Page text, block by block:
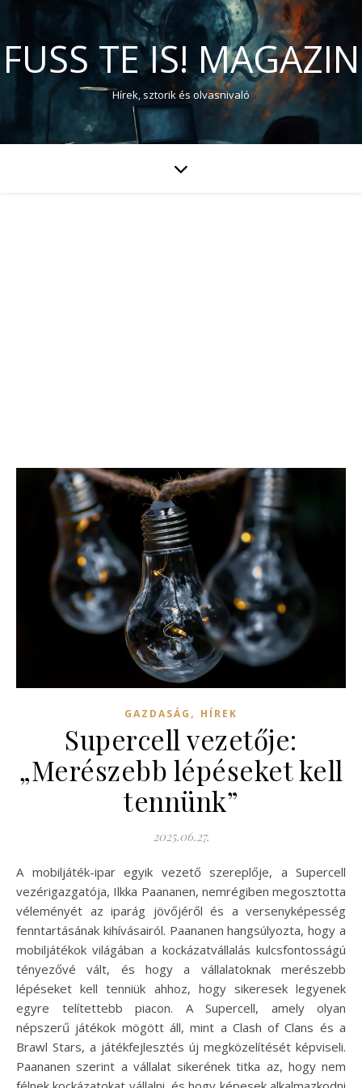
FUSS TE IS! MAGAZIN
Hírek, sztorik és olvasnivaló
GAZDASÁG , HÍREK
Supercell vezetője:
„Merészebb lépéseket kell
tennünk”
2025.06.27.
A mobiljáték-ipar egyik vezető szereplője, a Supercell
vezérigazgatója, Ilkka Paananen, nemrégiben megosztotta
véleményét az iparág jövőjéről és a versenyképesség
fenntartásának kihívásairól. Paananen hangsúlyozta, hogy a
mobiljátékok világában a kockázatvállalás kulcsfontosságú
tényezővé vált, és hogy a vállalatoknak merészebb
lépéseket kell tenniük ahhoz, hogy sikeresek legyenek
egyre telítettebb piacon. A Supercell, amely olyan
népszerű játékok mögött áll, mint a Clash of Clans és a
Brawl Stars, a játékfejlesztés új megközelítését képviseli.
Paananen szerint a vállalat sikerének titka az, hogy nem